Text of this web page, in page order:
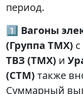
период.
1️⃣ Вагоны
(Группа ТМХ)
ТВЗ (ТМХ) и
(СТМ) также
Суммарный